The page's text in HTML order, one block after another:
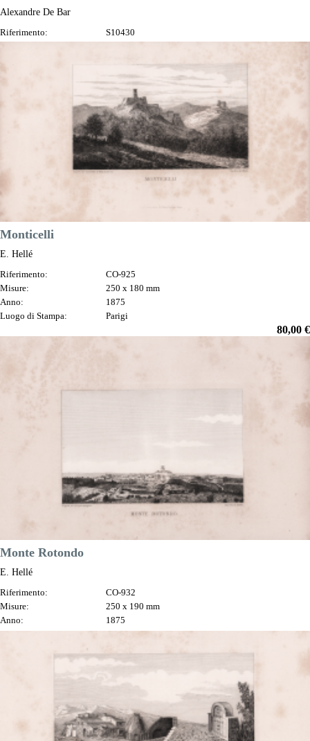
Alexandre De Bar
Riferimento:
S10430
Parigi
Prezzo
55,00 €

DESCRIZIONE
Monticelli
E. Hellé
Riferimento:
CO-925
Misure:
250 x 180 mm
Anno:
1875
Luogo di Stampa:
Parigi
Prezzo
80,00 €
Monte Rotondo
E. Hellé
Riferimento:
CO-932
Misure:
250 x 190 mm
Anno:
1875
Luogo di Stampa:
Parigi
DESCRIZIONE